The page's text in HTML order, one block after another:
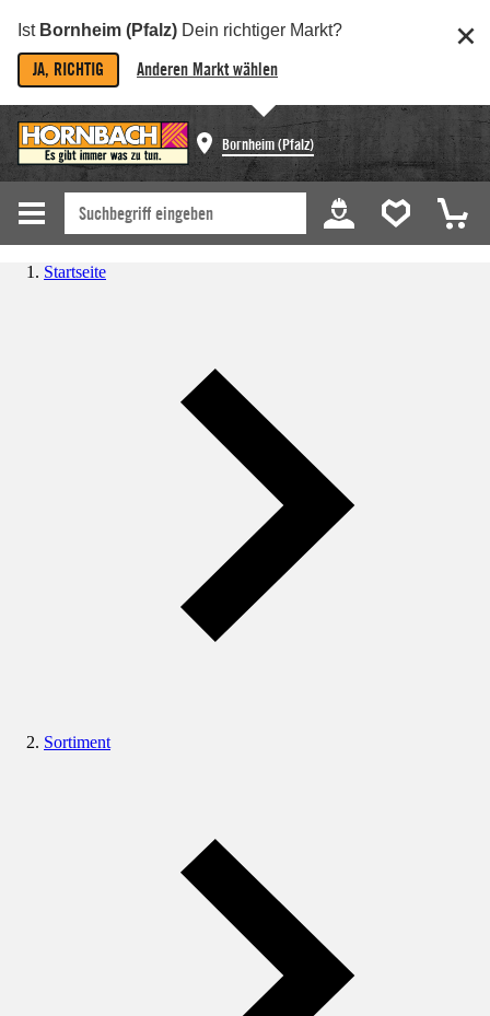
Ist Bornheim (Pfalz) Dein richtiger Markt?
JA, RICHTIG Anderen Markt wählen
Bornheim (Pfalz)
Startseite
Sortiment